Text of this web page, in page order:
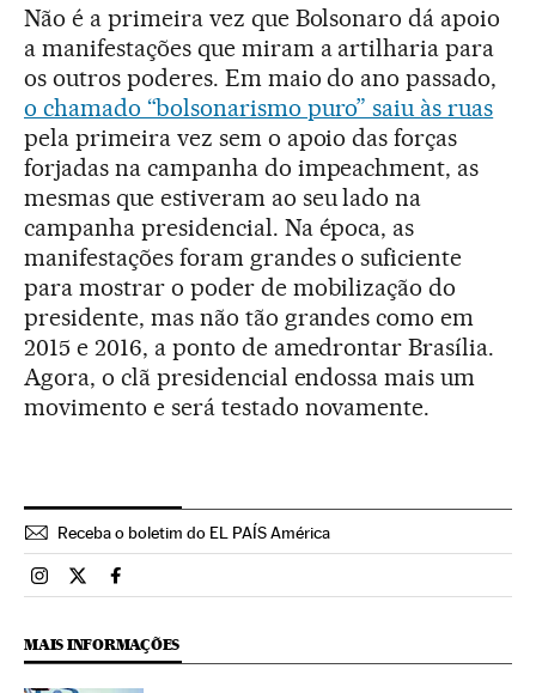
Não é a primeira vez que Bolsonaro dá apoio
a manifestações que miram a artilharia para
os outros poderes. Em maio do ano passado,
o chamado “bolsonarismo puro” saiu às ruas
pela primeira vez sem o apoio das forças
forjadas na campanha do impeachment, as
mesmas que estiveram ao seu lado na
campanha presidencial. Na época, as
manifestações foram grandes o suficiente
para mostrar o poder de mobilização do
presidente, mas não tão grandes como em
2015 e 2016, a ponto de amedrontar Brasília.
Agora, o clã presidencial endossa mais um
movimento e será testado novamente.
Receba o boletim do EL PAÍS América
Brasil El País Brasil en Instagram
Brasil El País Brasil en Twitter
Brasil El País Brasil en Facebook
MAIS INFORMAÇÕES